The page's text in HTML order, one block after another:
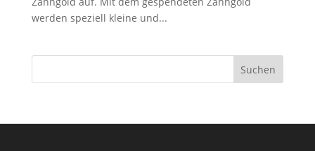
werden speziell kleine und...